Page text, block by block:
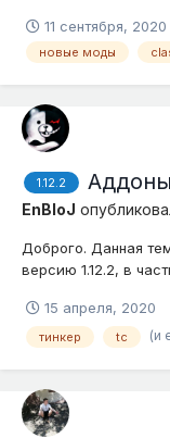
https://
dungeons -- YUNG's
11 сентября, 2020
новые моды
1.12.2
EnBloJ
Доброго. Данная
версию 1.12.2, в
не тестил, так что
связь со
15 апреля, 2020
тинкер tc (и